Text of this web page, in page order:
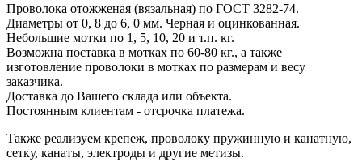
Проволока отожженая (вязальная) по ГОСТ 3282-74.
Диаметры от 0, 8 до 6, 0 мм. Черная и оцинкованная.
Небольшие мотки по 1, 5, 10, 20 и т.п. кг.
Возможна поставка в мотках по 60-80 кг., а также
изготовление проволоки в мотках по размерам и весу
заказчика.
Доставка до Вашего склада или объекта.
Постоянным клиентам - отсрочка платежа.
Также реализуем крепеж, проволоку пружинную и канатную,
сетку, канаты, электроды и другие метизы.